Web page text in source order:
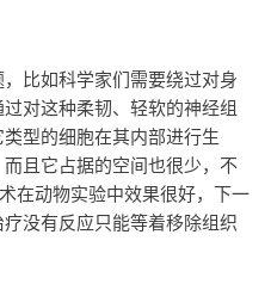
比如科学家们需要绕过对身
对这种柔韧、轻软的神经组
型的细胞在其内部进行生
且它占据的空间也很少，不
在动物实验中效果很好，下一
没有反应只能等着移除组织